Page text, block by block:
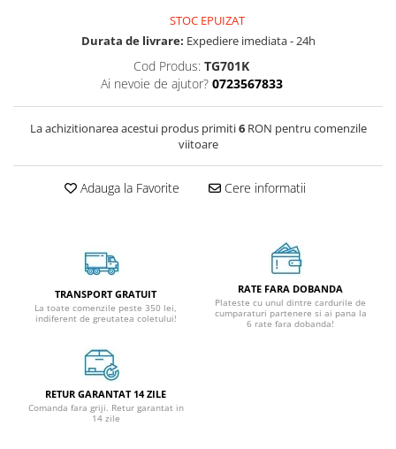
STOC EPUIZAT
Durata de livrare: Expediere imediata - 24h
Cod Produs: TG701K
Ai nevoie de ajutor? 0723567833
La achizitionarea acestui produs primiti6RON pentru comenzile
viitoare
Adauga la Favorite Cere informatii
TRANSPORT GRATUIT
La toate comenzile peste 350 lei,
indiferent de greutatea coletului!
RATE FARA DOBANDA
Plateste cu unul dintre cardurile de
cumparaturi partenere si ai pana la
6 rate fara dobanda!
RETUR GARANTAT 14 ZILE
Comanda fara griji. Retur garantat in
14 zile